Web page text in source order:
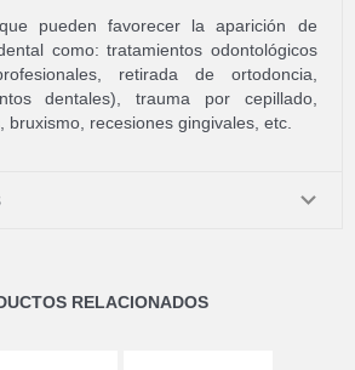
pueden favorecer la aparición de
como: tratamientos odontológicos
retirada de ortodoncia,
dentales), trauma por cepillado,
bruxismo, recesiones gingivales, etc.
RELACIONADOS